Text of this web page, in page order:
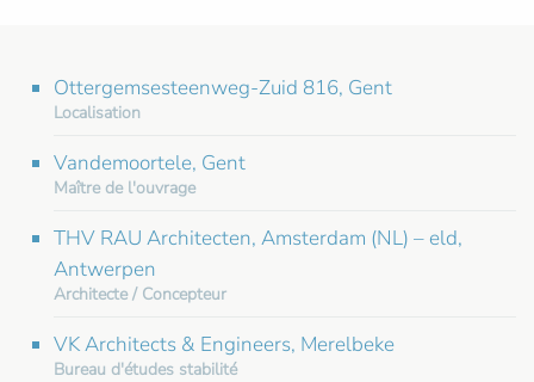
Ottergemsesteenweg-Zuid 816, Gent
Localisation
Vandemoortele, Gent
Maître de l'ouvrage
THV RAU Architecten, Amsterdam (NL) – eld,
Antwerpen
Architecte / Concepteur
VK Architects & Engineers, Merelbeke
Bureau d'études stabilité